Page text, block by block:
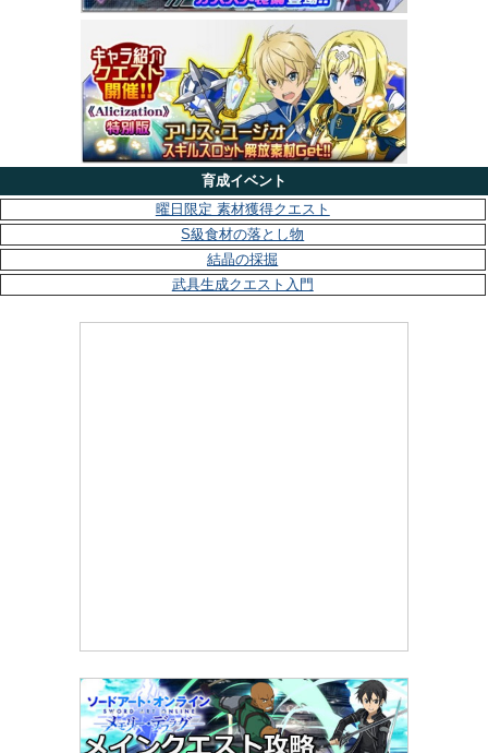
育成イベント
曜日限定 素材獲得クエスト
S級食材の落とし物
結晶の採掘
武具生成クエスト入門